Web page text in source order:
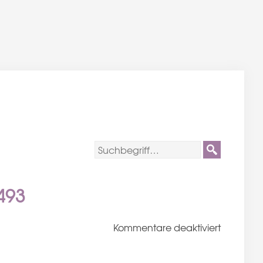
Kommentare deaktiviertfür